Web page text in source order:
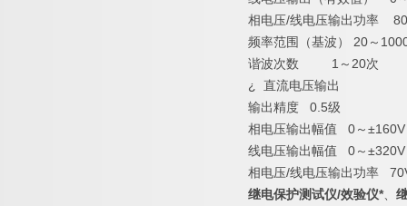
相电压/线电压输出功率
频率范围（基波） 20～
谐波次数 1～20次
¿ 直流电压输出
输出精度 0.5级
相电压输出幅值 0～±160V
线电压输出幅值 0～±320V
相电压/线电压输出功率
继电保护测试仪/效验仪*、